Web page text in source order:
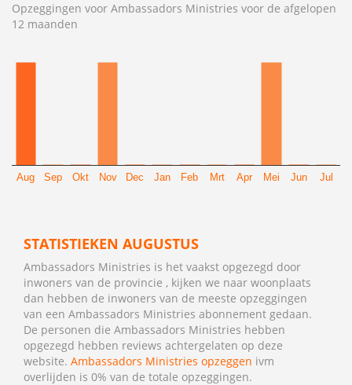
Opzeggingen voor Ambassadors Ministries voor de afgelopen
12 maanden
Aug Sep Okt Nov Dec Jan Feb Mrt Apr Mei Jun Jul
STATISTIEKEN AUGUSTUS
Ambassadors Ministries is het vaakst opgezegd door
inwoners van de provincie , kijken we naar woonplaats
dan hebben de inwoners van de meeste opzeggingen
van een Ambassadors Ministries abonnement gedaan.
De personen die Ambassadors Ministries hebben
opgezegd hebben reviews achtergelaten op deze
website. Ambassadors Ministries opzeggen ivm
overlijden is 0% van de totale opzeggingen.